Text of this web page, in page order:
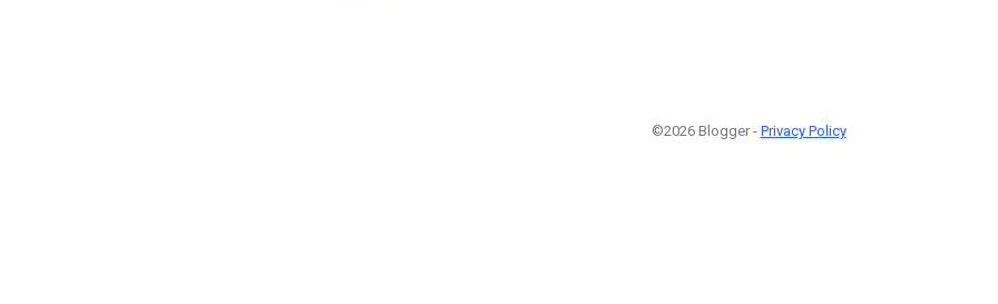
©2026 Blogger - Privacy Policy